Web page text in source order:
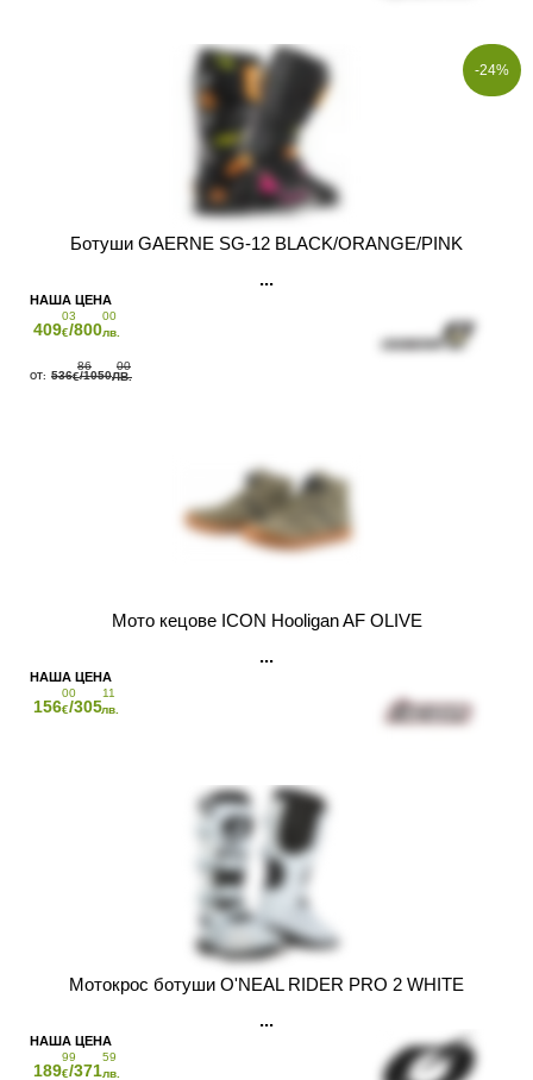
-24%
Ботуши GAERNE SG-12 BLACK/ORANGE/PINK
409
03
€/800
00
лв.
536
86
€/1050
00
ЛВ.
Мото кецове ICON Hooligan AF OLIVE
156
00
€/305
11
лв.
Мотокрос ботуши O'NEAL RIDER PRO 2 WHITE
189
99
€/371
59
лв.